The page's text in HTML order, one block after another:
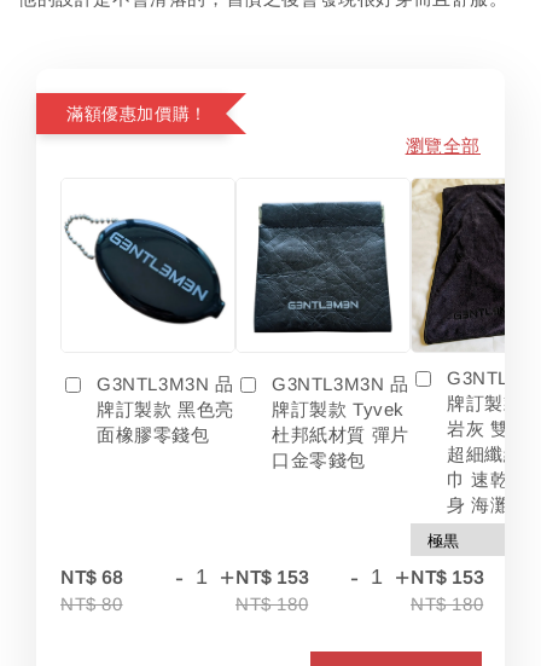
滿額優惠加價購！
瀏覽全部
G3NTL3M3N 品
牌訂製款 黑色亮
面橡膠零錢包
NT$ 68
NT$ 80
- +
G3NTL3M3N 品
牌訂製款 Tyvek
杜邦紙材質 彈片
口金零錢包
NT$ 153
NT$ 180
- +
牌訂製款
岩灰 雙色
超細纖維
巾 速乾 吸
身 海灘
NT$ 153
NT$ 180